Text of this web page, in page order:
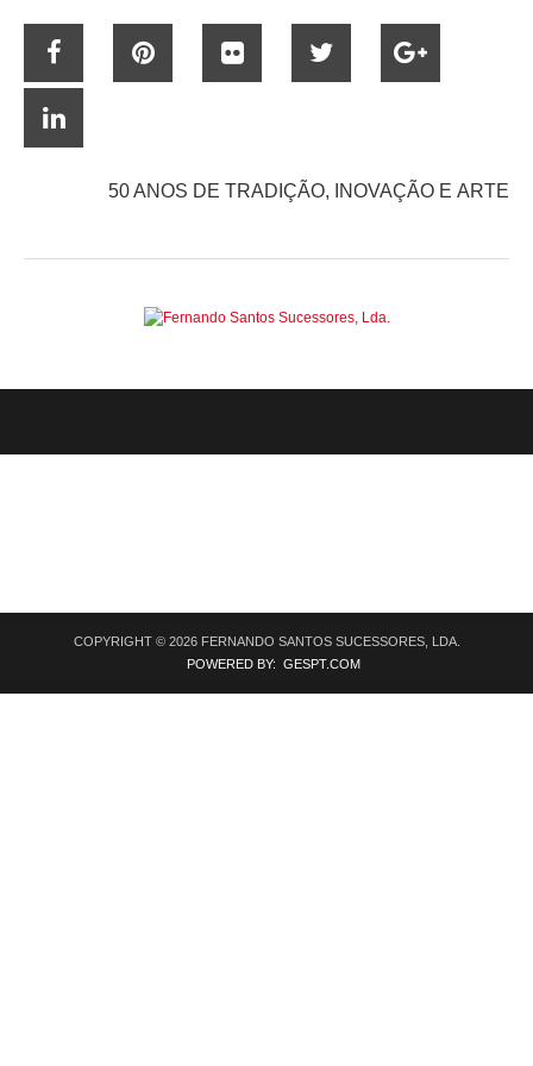
50 ANOS DE TRADIÇÃO, INOVAÇÃO E ARTE
COPYRIGHT © 2026 FERNANDO SANTOS SUCESSORES, LDA.
POWERED BY: GESPT.COM